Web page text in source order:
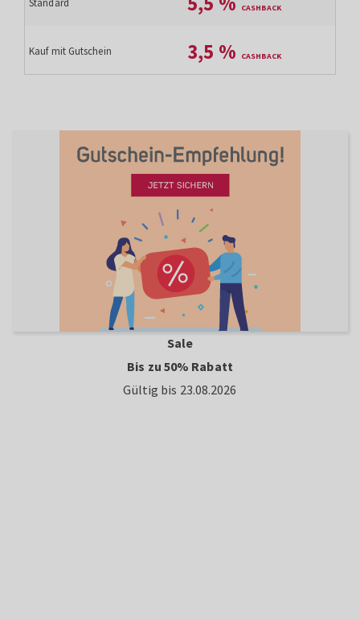
Kauf mit Gutschein 3,5 %
Sale
Bis zu 50% Rabatt
Gültig bis 23.08.2026